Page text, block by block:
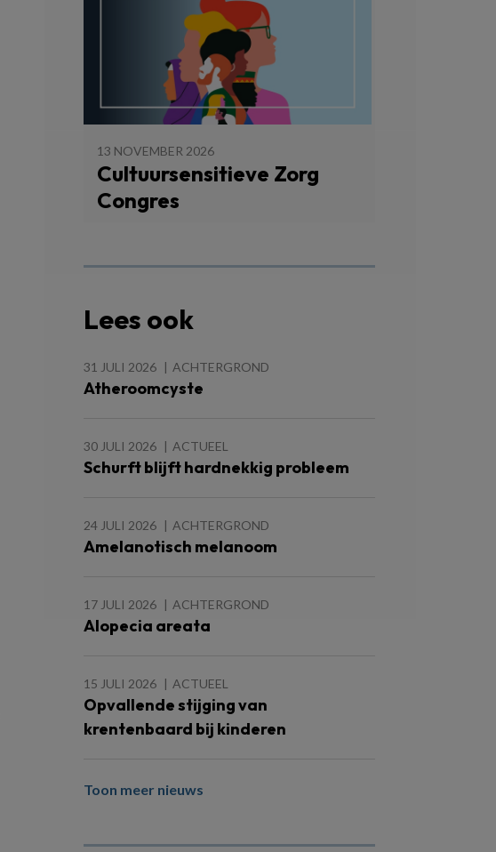
13 NOVEMBER 2026
Cultuursensitieve Zorg
Congres
Lees ook
31 JULI 2026 ACHTERGROND
Atheroomcyste
30 JULI 2026 ACTUEEL
Schurft blijft hardnekkig probleem
24 JULI 2026 ACHTERGROND
Amelanotisch melanoom
17 JULI 2026 ACHTERGROND
Alopecia areata
15 JULI 2026 ACTUEEL
Opvallende stijging van
krentenbaard bij kinderen
Toon meer nieuws